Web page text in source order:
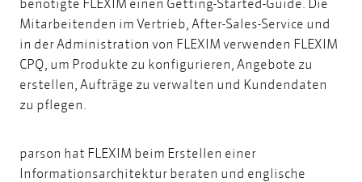
Mitarbeitenden im Vertrieb, After-Sales-Service und
in der Administration von FLEXIM verwenden FLEXIM
CPQ, um Produkte zu konfigurieren, Angebote zu
erstellen, Aufträge zu verwalten und Kundendaten
zu pflegen.
parson hat FLEXIM beim Erstellen einer
Informationsarchitekturberaten und englische